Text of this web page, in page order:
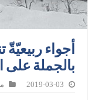
أجواء
بالجملة على
2019-03-03